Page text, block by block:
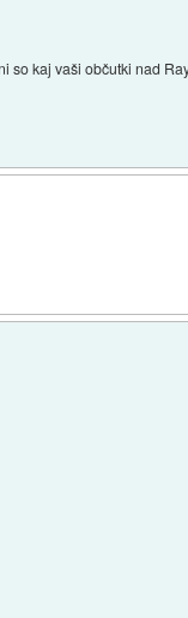
so kaj vaši občutki nad